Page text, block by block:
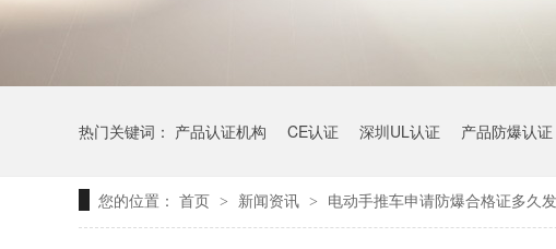
热门关键词： 产品认证机构 CE认证 深圳UL认证 产品防爆认证
您的位置： 首页 > 新闻资讯 > 电动手推车申请防爆合格证多久